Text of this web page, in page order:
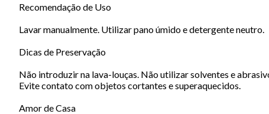
Recomendação de Uso
Lavar manualmente. Utilizar pano úmido e detergente neutro.
Dicas de Preservação
Não introduzir na lava-louças. Não utilizar solventes e
Evite contato com objetos cortantes e superaquecidos.
Amor de Casa